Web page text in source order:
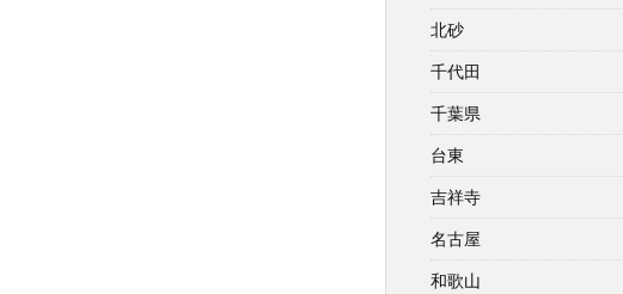
北砂
千代田
千葉県
台東
吉祥寺
名古屋
和歌山